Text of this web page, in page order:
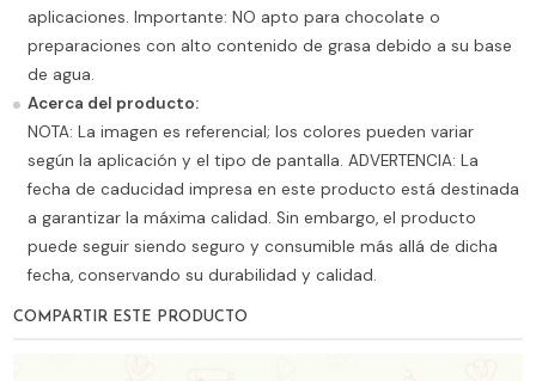
aplicaciones. Importante: NO apto para chocolate o
preparaciones con alto contenido de grasa debido a su base
de agua.
Acerca del producto:
NOTA: La imagen es referencial; los colores pueden variar
según la aplicación y el tipo de pantalla. ADVERTENCIA: La
fecha de caducidad impresa en este producto está destinada
a garantizar la máxima calidad. Sin embargo, el producto
puede seguir siendo seguro y consumible más allá de dicha
fecha, conservando su durabilidad y calidad.
COMPARTIR ESTE PRODUCTO